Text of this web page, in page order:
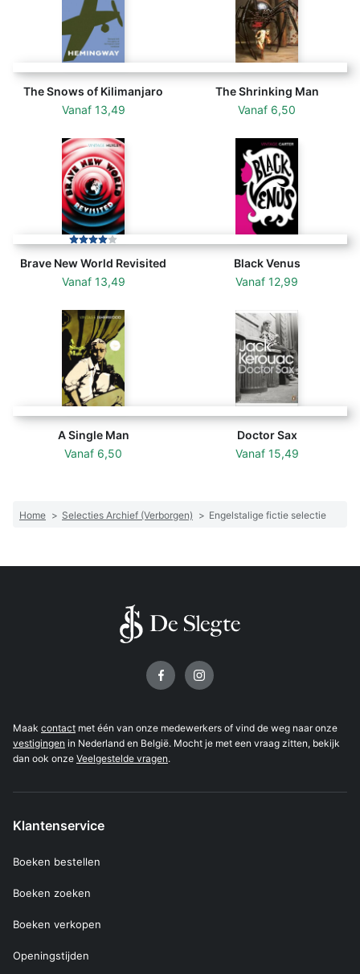
The Snows of Kilimanjaro
Vanaf 13,49
The Shrinking Man
Vanaf 6,50
Brave New World Revisited
Vanaf 13,49
Black Venus
Vanaf 12,99
A Single Man
Vanaf 6,50
Doctor Sax
Vanaf 15,49
Home > Selecties Archief (Verborgen) > Engelstalige fictie selectie
Maak contact met één van onze medewerkers of vind de weg naar onze
vestigingen in Nederland en België. Mocht je met een vraag zitten, bekijk
dan ook onze Veelgestelde vragen.
Klantenservice
Boeken bestellen
Boeken zoeken
Boeken verkopen
Openingstijden